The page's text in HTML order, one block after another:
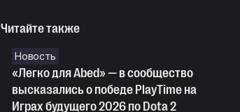
Читайте также
Новость
«Легко для Abed» — в сообщество
высказались о победе PlayTime на
Играх будущего 2026 по Dota 2